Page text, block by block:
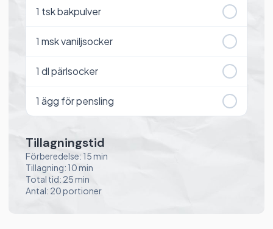
1 tsk bakpulver
1 msk vaniljsocker
1 dl pärlsocker
1 ägg för pensling
Tillagningstid
Förberedelse: 15 min
Tillagning: 10 min
Total tid: 25 min
Antal: 20 portioner